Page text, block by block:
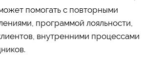
помогать с повторными
программой лояльности,
внутренними процессами